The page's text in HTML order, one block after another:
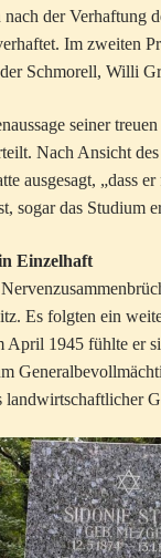
nach der Verhaftung
Im zweiten
Schmorell, Willi
seiner
Nach Ansicht
ausgesagt, „dass
sogar das Studium
Einzelhaft
Es folgten ein
April 1945 fühlte er
landwirtschaftlicher